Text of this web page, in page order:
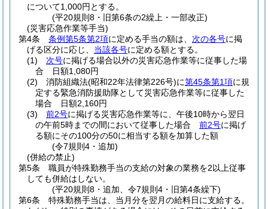
について1,000円とする。
(平20規則8・旧第6条の2繰上・一部改正)
(災害応急作業等手当)
第4条
条例第5条第2項に定める手当の額は、 次の各号に掲
げる区分に応じ、 当該各号に定める額とする。
(1)
次号に掲げる場合以外の災害応急作業等に従事した場
合 日額1,080円
(2)
消防組織法(昭和22年法律第226号)に第45条第1項に規
定する緊急消防援助隊として災害応急作業等に従事した
場合 日額2,160円
(3)
前2号に掲げる災害応急作業等に、午後10時から翌日
の午前5時までの間において従事した場合 前2号に掲げ
る額にその100分の50に相当する額を加算した額
(令7規則4・追加)
(併給の禁止)
第5条
職員が特殊勤務手当の支給の対象の業務を2以上従事
しても併給はしない。
(平20規則8・追加、令7規則4・旧第4条繰下)
第6条
特殊勤務手当は、当月分を翌月の給料日に支給する。